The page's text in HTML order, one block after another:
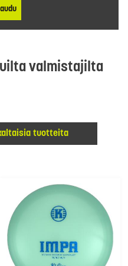
valmistajilta
tuotteita